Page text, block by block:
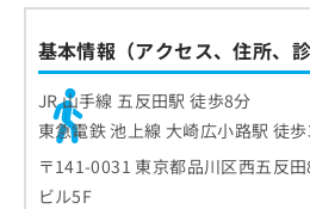
基本情報（アクセス、住所、診
JR 山手線 五反田駅 徒歩8分
東急電鉄 池上線 大崎広小路駅 徒
〒141-0031 東京都品川区西五反
ビル5F